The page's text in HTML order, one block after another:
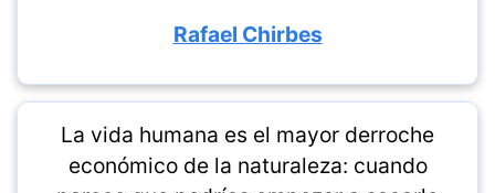
Rafael Chirbes
La vida humana es el mayor derroche
económico de la naturaleza: cuando